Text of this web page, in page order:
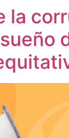
la